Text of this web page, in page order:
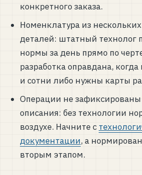
конкретного заказа.
Номенклатура из
деталей: штатный технолог
нормы за день прямо по
разработка оправдана,
и сотни либо нужны карты
Операции не
описания: без технологии
воздухе. Начните с
документации, а
вторым этапом.